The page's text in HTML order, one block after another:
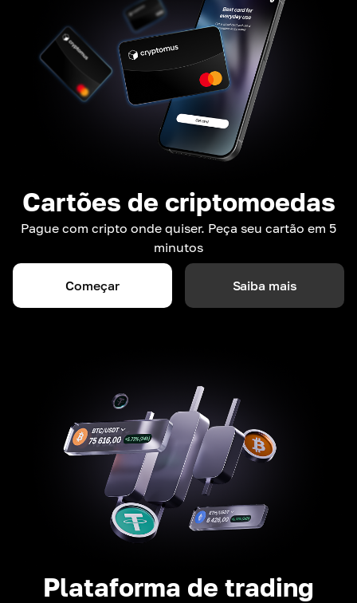
Cartões de criptomoedas
Pague com cripto onde quiser. Peça seu cartão em 5
minutos
Começar Saiba mais
Plataforma de trading